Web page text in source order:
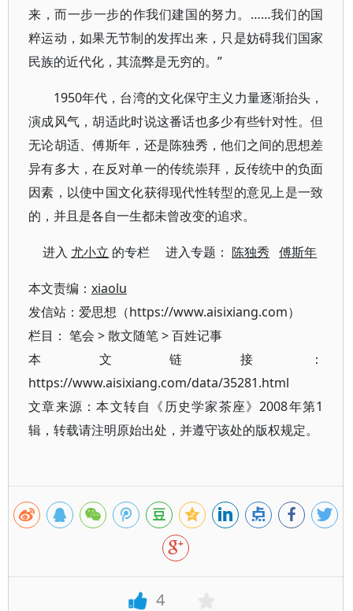
来，而一步一步的作我们建国的努力。……我们的国
粹运动，如果无节制的发挥出来，只是妨碍我们国家
民族的近代化，其流弊是无穷的。”
1950年代，台湾的文化保守主义力量逐渐抬头，
演成风气，胡适此时说这番话也多少有些针对性。但
无论胡适、傅斯年，还是陈独秀，他们之间的思想差
异有多大，在反对单一的传统崇拜，反传统中的负面
因素，以使中国文化获得现代性转型的意见上是一致
的，并且是各自一生都未曾改变的追求。
进入 尤小立 的专栏 进入专题：陈独秀 傅斯年
本文责编： xiaolu
发信站：爱思想（https://www.aisixiang.com）
栏目： 笔会 >散文随笔>百姓记事
本文链接：
https://www.aisixiang.com/data/35281.html
文章来源：本文转自《历史学家茶座》2008年第1
辑，转载请注明原始出处，并遵守该处的版权规定。
4